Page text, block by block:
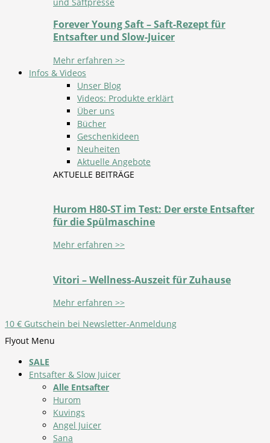
Forever Young Saft – Saft-Rezept für
Entsafter und Slow-Juicer
Mehr erfahren >>
Infos & Videos
Unser Blog
Videos: Produkte erklärt
Über uns
Bücher
Geschenkideen
Neuheiten
Aktuelle Angebote
AKTUELLE BEITRÄGE
Hurom H80-ST im Test: Der erste Entsafter
für die Spülmaschine
Mehr erfahren >>
Vitori – Wellness-Auszeit für Zuhause
Mehr erfahren >>
10 € Gutschein bei Newsletter-Anmeldung
Flyout Menu
SALE
Entsafter & Slow Juicer
Alle Entsafter
Hurom
Kuvings
Angel Juicer
Sana